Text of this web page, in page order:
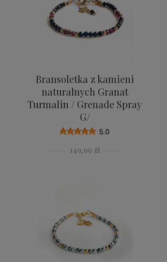
Bransoletka z kamieni
naturalnych Granat
Turmalin / Grenade Spray
G/
5.0
149,99 zł